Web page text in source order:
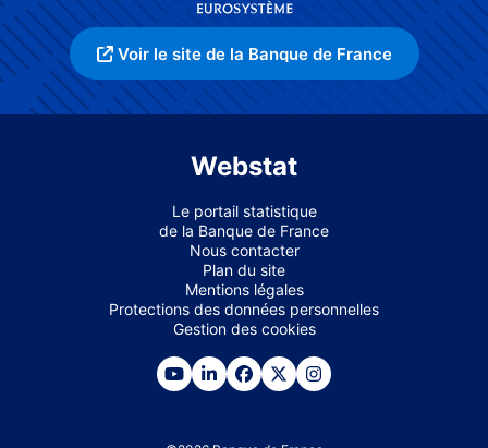
Voir le site de la Banque de France
Webstat
Le portail statistique
de la Banque de France
Nous contacter
Plan du site
Mentions légales
Protections des données personnelles
Gestion des cookies